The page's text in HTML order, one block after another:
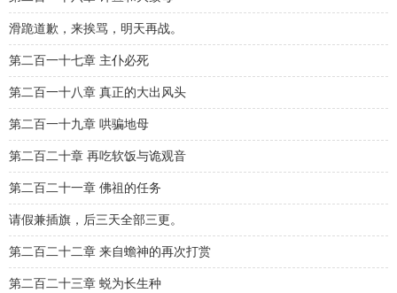
滑跪道歉，来挨骂，明天再战。
第二百一十七章 主仆必死
第二百一十八章 真正的大出风头
第二百一十九章 哄骗地母
第二百二十章 再吃软饭与诡观音
第二百二十一章 佛祖的任务
请假兼插旗，后三天全部三更。
第二百二十二章 来自蟾神的再次打赏
第二百二十三章 蜕为长生种